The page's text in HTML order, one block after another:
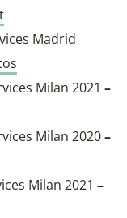
Madrid
Milan 2021 –
Milan 2020–
Milan 2021 –